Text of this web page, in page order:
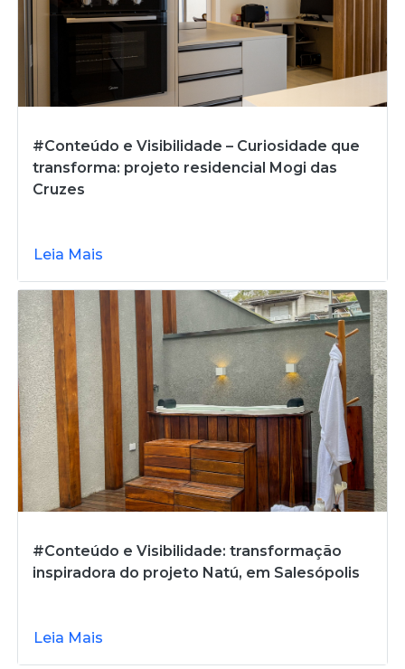
#Conteúdo e Visibilidade – Curiosidade que
transforma: projeto residencial Mogi das
Cruzes
Leia Mais
#Conteúdo e Visibilidade: transformação
inspiradora do projeto Natú, em Salesópolis
Leia Mais